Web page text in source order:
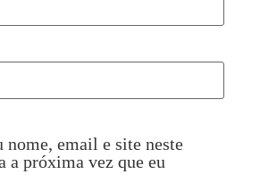
nome, email e site neste
a próxima vez que eu